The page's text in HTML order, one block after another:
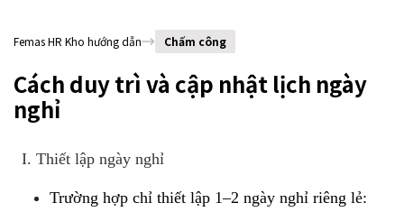
Femas HR Kho hướng dẫn Chấm công
Cách duy trì và cập nhật lịch ngày
nghỉ
I.Thiết lập ngày nghỉ
Trường hợp chỉ thiết lập 1–2 ngày nghỉ riêng lẻ: